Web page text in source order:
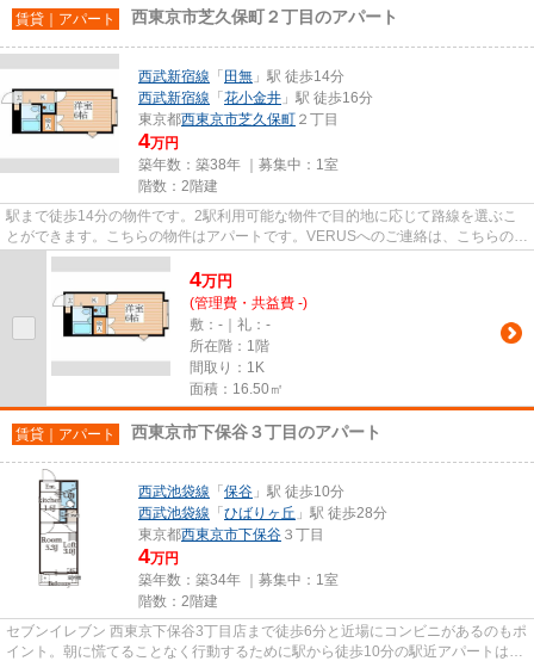
賃貸｜アパート 西東京市芝久保町２丁目のアパート
西武新宿線 「 田無 」駅 徒歩14分
西武新宿線 「 花小金井 」駅 徒歩16分
東京都西東京市芝久保町 ２丁目
4万円
築年数：築38年 ｜募集中： 1室
階数：2階建
駅まで徒歩14分の物件です。2駅利用可能な物件で目的地に応じて路線を選ぶこ
とができます。こちらの物件はアパートです。VERUSへのご連絡は、こちらの
03-6912-9770からお願い致します...
4万円
(管理費・共益費 -)
敷：-｜礼：-
所在階：1階
間取り：1K
面積：16.50㎡
賃貸｜アパート 西東京市下保谷３丁目のアパート
西武池袋線 「 保谷 」駅 徒歩10分
西武池袋線 「 ひばりヶ丘 」駅 徒歩28分
東京都西東京市下保谷 ３丁目
4万円
築年数：築34年 ｜募集中： 1室
階数：2階建
セブンイレブン 西東京下保谷3丁目店まで徒歩6分と近場にコンビニがあるのもポ
イント。朝に慌てることなく行動するために駅から徒歩10分の駅近アパートはい